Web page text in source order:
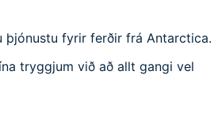
þjónustu fyrir ferðir frá Antarctica.
tryggjum við að allt gangi vel